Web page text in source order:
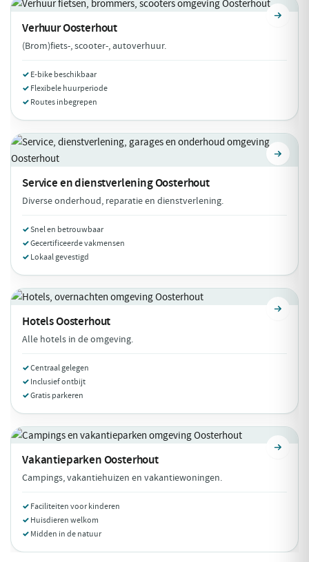
VerhuurOosterhout
(Brom)fiets-, scooter-, autoverhuur.
E-bike beschikbaar
Flexibele huurperiode
Routes inbegrepen
Service en dienstverleningOosterhout
Diverse onderhoud, reparatie en dienstverlening.
Snel en betrouwbaar
Gecertificeerde vakmensen
Lokaal gevestigd
HotelsOosterhout
Alle hotels in de omgeving.
Centraal gelegen
Inclusief ontbijt
Gratis parkeren
VakantieparkenOosterhout
Campings, vakantiehuizen en vakantiewoningen.
Faciliteiten voor kinderen
Huisdieren welkom
Midden in de natuur